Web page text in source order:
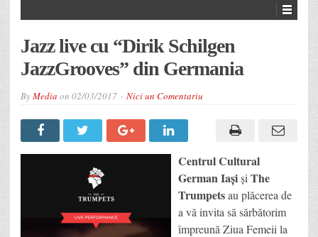
Jazz live cu “Dirik Schilgen
JazzGrooves” din Germania
ByMedia on 02/03/2017 Nici un Comentariu
Centrul Cultural
German Iaşişi The
Trumpetsau plăcerea de
a vă invita să sărbătorim
împreună Ziua Femeii la